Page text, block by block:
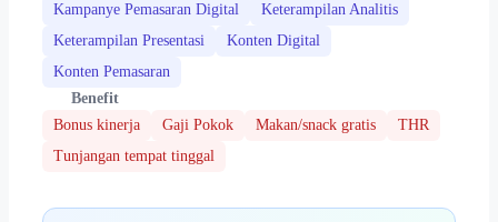
Kampanye Pemasaran Digital
Keterampilan Analitis
Keterampilan Presentasi
Konten Digital
Konten Pemasaran
Benefit
Bonus kinerja
Gaji Pokok Makan/snack gratis
THR
Tunjangan tempat tinggal